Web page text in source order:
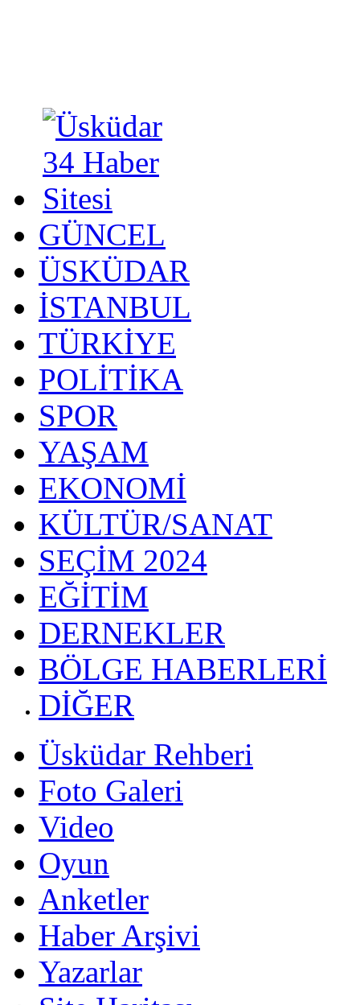
GÜNCEL
ÜSKÜDAR
İSTANBUL
TÜRKİYE
POLİTİKA
SPOR
YAŞAM
EKONOMİ
KÜLTÜR/SANAT
SEÇİM 2024
EĞİTİM
DERNEKLER
BÖLGE HABERLERİ
DİĞER
Üsküdar Rehberi
Foto Galeri
Video
Oyun
Anketler
Haber Arşivi
Yazarlar